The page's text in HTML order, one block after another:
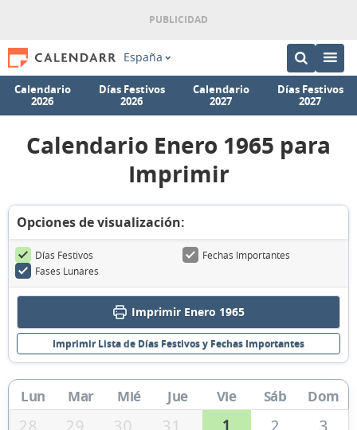
España
Calendario
2026
Días Festivos
2026
Calendario
2027
Días Festivos
2027
Calendario Enero 1965 para
Imprimir
Opciones de visualización:
Días Festivos
Fechas Importantes
Fases Lunares
Imprimir Enero 1965
Imprimir Lista de Días Festivos y Fechas Importantes
Lun Mar Mié Jue Vie Sáb Dom
28 29 30 31 1 2
3